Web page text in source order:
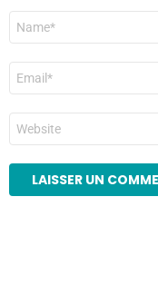
mail
*
Site
web